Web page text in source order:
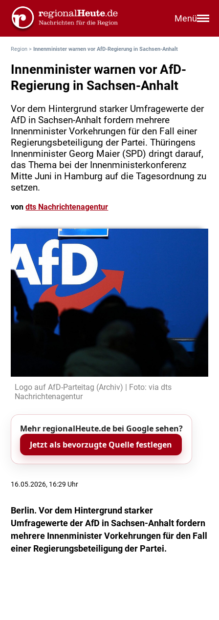
Menü
Region >Innenminister warnen vor AfD-Regierung in Sachsen-Anhalt
Innenminister warnen vor AfD-
Regierung in Sachsen-Anhalt
Vor dem Hintergrund starker Umfragewerte der
AfD in Sachsen-Anhalt fordern mehrere
Innenminister Vorkehrungen für den Fall einer
Regierungsbeteiligung der Partei. Thüringens
Innenminister Georg Maier (SPD) dringt darauf,
das Thema bei der Innenministerkonferenz
Mitte Juni in Hamburg auf die Tagesordnung zu
setzen.
vondts Nachrichtenagentur
Logo auf AfD-Parteitag (Archiv) | Foto: via dts
Nachrichtenagentur
Mehr regionalHeute.de bei Google sehen?
Jetzt als bevorzugte Quelle festlegen
16.05.2026, 16:29 Uhr
Berlin. Vor dem Hintergrund starker
Umfragewerte der AfD in Sachsen-Anhalt fordern
mehrere Innenminister Vorkehrungen für den Fall
einer Regierungsbeteiligung der Partei.